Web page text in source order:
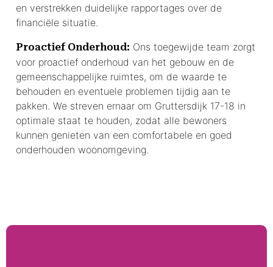
en verstrekken duidelijke rapportages over de
financiële situatie.
Proactief Onderhoud: Ons toegewijde team zorgt
voor proactief onderhoud van het gebouw en de
gemeenschappelijke ruimtes, om de waarde te
behouden en eventuele problemen tijdig aan te
pakken. We streven ernaar om Gruttersdijk 17-18 in
optimale staat te houden, zodat alle bewoners
kunnen genieten van een comfortabele en goed
onderhouden woonomgeving.